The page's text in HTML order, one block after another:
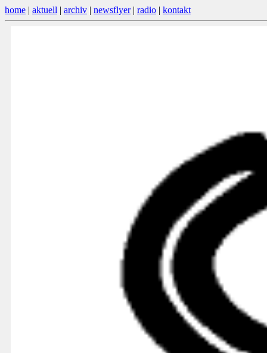
home | aktuell | archiv | newsflyer| radio | kontakt